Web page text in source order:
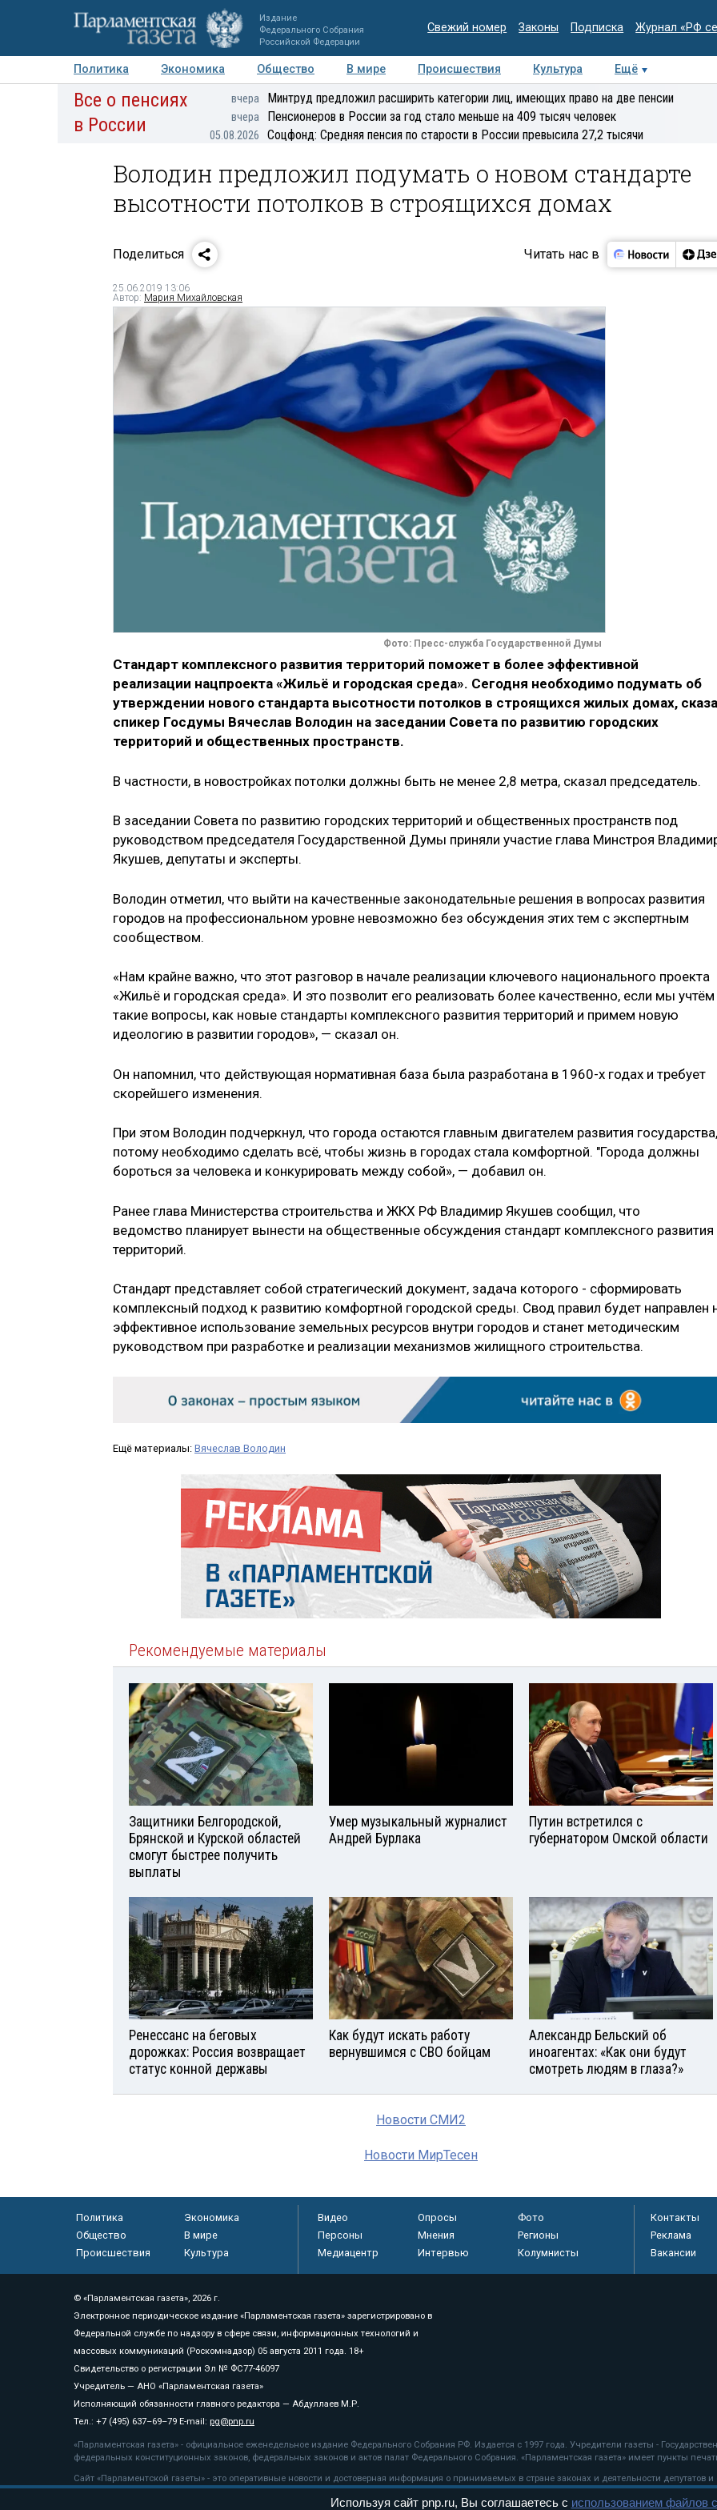
Издание
Федерального Собрания
Российской Федерации
Свежий номер Законы Подписка Журнал «РФ
Политика Экономика Общество В мире Происшествия Культура
Ещё
Авторы Персоны Мнения Регионы Медиацентр Интервью Колумнисты
Все о пенсиях
в России
вчера Минтруд предложил расширить категории лиц, имеющих право на две пенсии
вчера Пенсионеров в России за год стало меньше на 409 тысяч человек
05.08.2026 Соцфонд: Средняя пенсия по старости в России превысила 27,2 тысячи
Володин предложил подумать о новом стандарте
высотности потолков в строящихся домах
Поделиться Читать нас в
25.06.2019 13:06
Автор: Мария Михайловская
Фото: Пресс-служба Государственной Думы
Стандарт комплексного развития территорий поможет в более эффективной
реализации нацпроекта «Жильё и городская среда». Сегодня необходимо подумать об
утверждении нового стандарта высотности потолков в строящихся жилых домах,
спикер Госдумы Вячеслав Володин на заседании Совета по развитию городских
территорий и общественных пространств.
В частности, в новостройках потолки должны быть не менее 2,8 метра, сказал председатель.
В заседании Совета по развитию городских территорий и общественных пространств под
руководством председателя Государственной Думы приняли участие глава Минстроя
Якушев, депутаты и эксперты.
Володин отметил, что выйти на качественные законодательные решения в вопросах развития
городов на профессиональном уровне невозможно без обсуждения этих тем с экспертным
сообществом.
«Нам крайне важно, что этот разговор в начале реализации ключевого национального проекта
«Жильё и городская среда». И это позволит его реализовать более качественно, если мы учтём
такие вопросы, как новые стандарты комплексного развития территорий и примем новую
идеологию в развитии городов», — сказал он.
Он напомнил, что действующая нормативная база была разработана в 1960-х годах и требует
скорейшего изменения.
При этом Володин подчеркнул, что города остаются главным двигателем развития
потому необходимо сделать всё, чтобы жизнь в городах стала комфортной. "Города должны
бороться за человека и конкурировать между собой», — добавил он.
Ранее глава Министерства строительства и ЖКХ РФ Владимир Якушев сообщил, что
ведомство планирует вынести на общественные обсуждения стандарт комплексного развития
территорий.
Стандарт представляет собой стратегический документ, задача которого - сформировать
комплексный подход к развитию комфортной городской среды. Свод правил будет направлен
эффективное использование земельных ресурсов внутри городов и станет методическим
руководством при разработке и реализации механизмов жилищного строительства.
Ещё материалы: Вячеслав Володин
Рекомендуемые материалы
Защитники Белгородской,
Брянской и Курской областей
смогут быстрее получить
выплаты
Умер музыкальный журналист
Андрей Бурлака
Путин встретился с
губернатором Омской области
Ренессанс на беговых
дорожках: Россия возвращает
статус конной державы
Как будут искать работу
вернувшимся с СВО бойцам
Александр Бельский об
иноагентах: «Как они будут
смотреть людям в глаза?»
Новости СМИ2
Новости МирТесен
Политика
Экономика
Общество
В мире
Происшествия
Культура
Видео Опросы
Фото
Персоны
Мнения
Регионы
Медиацентр
Интервью Колумнисты
Контакты
Реклама
Вакансии
© «Парламентская газета», 2026 г.
Электронное периодическое издание «Парламентская газета» зарегистрировано в
Федеральной службе по надзору в сфере связи, информационных технологий и
массовых коммуникаций (Роскомнадзор) 05 августа 2011 года. 18+
Свидетельство о регистрации Эл № ФС77-46097
Учредитель — АНО «Парламентская газета»
Исполняющий обязанности главного редактора — Абдуллаев М.Р.
Тел.: +7 (495) 637–69–79 E-mail: pg@pnp.ru
«Парламентская газета» - официальное еженедельное издание Федерального Собрания РФ. Издается с 1997 года. Учредители газеты -
федеральных конституционных законов, федеральных законов и актов палат Федерального Собрания. «Парламентская газета» имеет пункты
Сайт «Парламентской газеты» - это оперативные новости и достоверная информация о принимаемых в стране законах и деятельности депутатов
«Парламентской газеты» активная ссылка на pnp.ru обязательна.
Используя сайт pnp.ru, Вы соглашаетесь с использованием файлов